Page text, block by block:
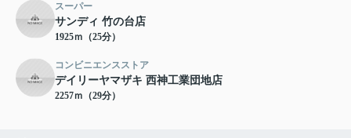
スーパー
サンディ 竹の台店
1925ｍ（25分）
コンビニエンスストア
デイリーヤマザキ 西神工業団地店
2257ｍ（29分）